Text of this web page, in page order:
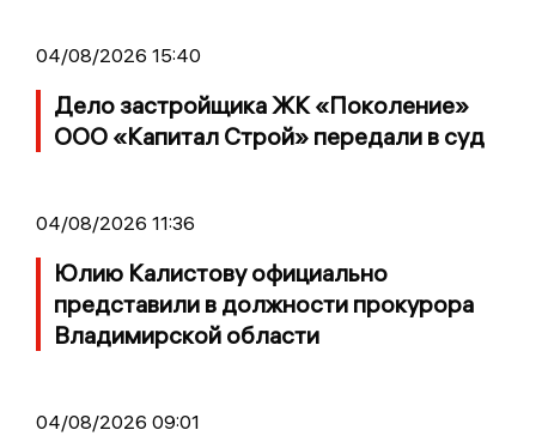
04/08/2026 15:40
Дело застройщика ЖК «Поколение»
ООО «Капитал Строй» передали в суд
04/08/2026 11:36
Юлию Калистову официально
представили в должности прокурора
Владимирской области
04/08/2026 09:01